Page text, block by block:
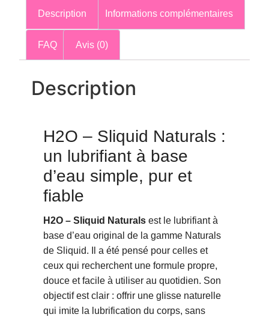
Description Informations complémentaires
FAQ Avis (0)
Description
H2O – Sliquid Naturals :
un lubrifiant à base
d’eau simple, pur et
fiable
H2O – Sliquid Naturals est le lubrifiant à
base d’eau original de la gamme Naturals
de Sliquid. Il a été pensé pour celles et
ceux qui recherchent une formule propre,
douce et facile à utiliser au quotidien. Son
objectif est clair : offrir une glisse naturelle
qui imite la lubrification du corps, sans